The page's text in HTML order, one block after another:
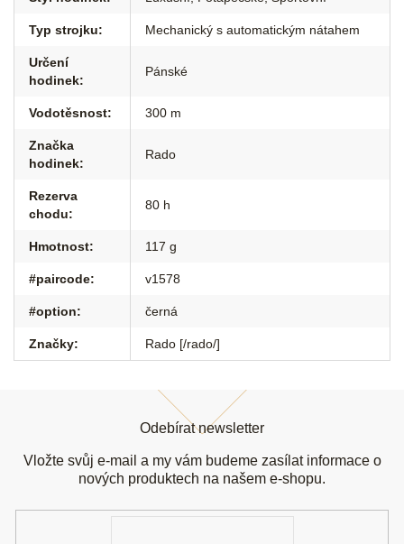
Typ strojku: Mechanický s automatickým nátahem
Určení
hodinek:
Pánské
Vodotěsnost: 300 m
Značka
hodinek:
Rado
Rezerva
chodu:
80 h
Hmotnost: 117 g
#paircode: v1578
#option: černá
Značky: Rado [/rado/]
Odebírat newsletter
Vložte svůj e-mail a my vám budeme zasílat informace o
nových produktech na našem e-shopu.